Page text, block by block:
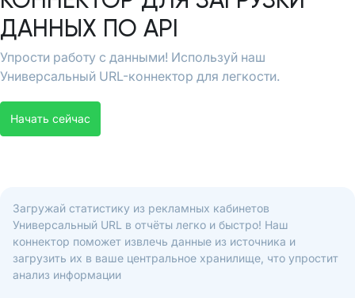
ДАННЫХ ПО API
Упрости работу с данными! Используй наш
Универсальный URL-коннектор для легкости.
Начать сейчас
Загружай статистику из рекламных кабинетов
Универсальный URL в отчёты легко и быстро! Наш
коннектор поможет извлечь данные из источника и
загрузить их в ваше центральное хранилище, что упростит
анализ информации